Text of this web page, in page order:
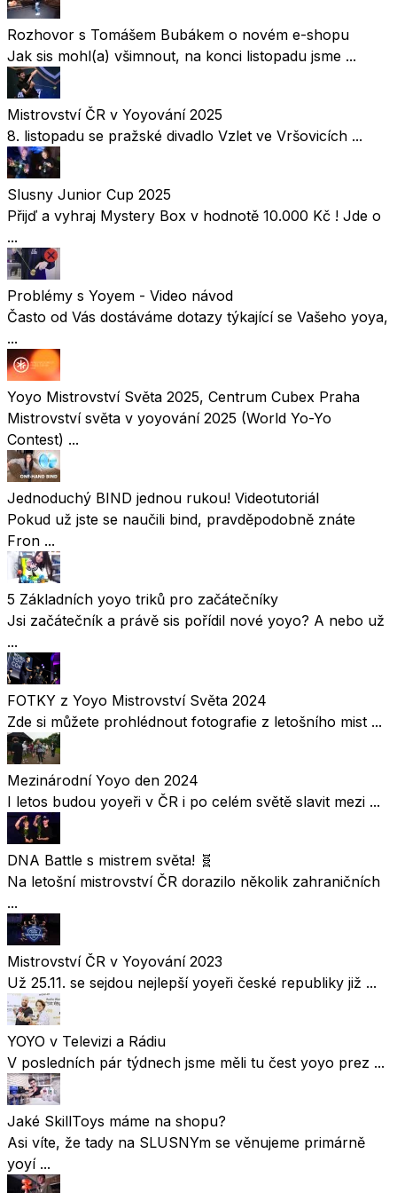
Rozhovor s Tomášem Bubákem o novém e-shopu
Jak sis mohl(a) všimnout, na konci listopadu jsme ...
Mistrovství ČR v Yoyování 2025
8. listopadu se pražské divadlo Vzlet ve Vršovicích ...
Slusny Junior Cup 2025
Přijď a vyhraj Mystery Box v hodnotě 10.000 Kč ! Jde o
...
Problémy s Yoyem - Video návod
Často od Vás dostáváme dotazy týkající se Vašeho yoya,
...
Yoyo Mistrovství Světa 2025, Centrum Cubex Praha
Mistrovství světa v yoyování 2025 (World Yo-Yo
Contest) ...
Jednoduchý BIND jednou rukou! Videotutoriál
Pokud už jste se naučili bind, pravděpodobně znáte
Fron ...
5 Základních yoyo triků pro začátečníky
Jsi začátečník a právě sis pořídil nové yoyo? A nebo už
...
FOTKY z Yoyo Mistrovství Světa 2024
Zde si můžete prohlédnout fotografie z letošního mist ...
Mezinárodní Yoyo den 2024
I letos budou yoyeři v ČR i po celém světě slavit mezi ...
DNA Battle s mistrem světa! 🧬
Na letošní mistrovství ČR dorazilo několik zahraničních
...
Mistrovství ČR v Yoyování 2023
Už 25.11. se sejdou nejlepší yoyeři české republiky již ...
YOYO v Televizi a Rádiu
V posledních pár týdnech jsme měli tu čest yoyo prez ...
Jaké SkillToys máme na shopu?
Asi víte, že tady na SLUSNYm se věnujeme primárně
yoyí ...